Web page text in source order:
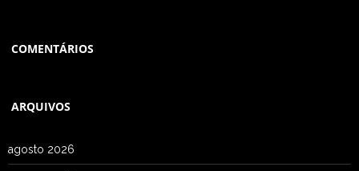
COMENTÁRIOS
ARQUIVOS
agosto 2026